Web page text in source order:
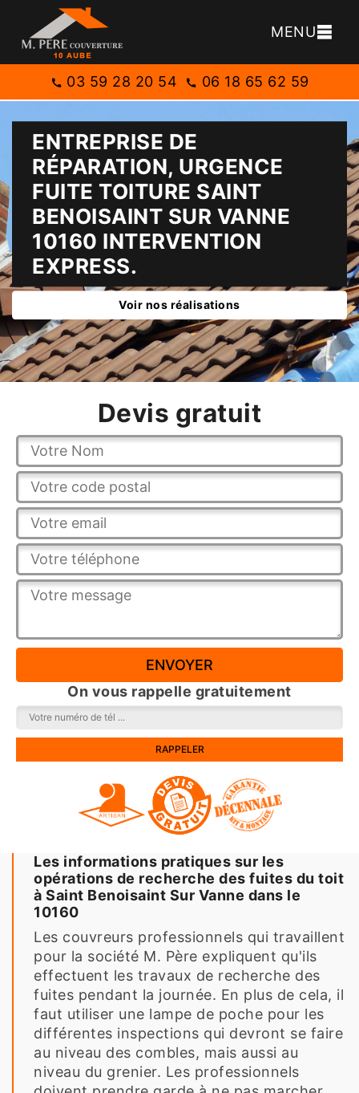
MENU
03 59 28 20 54 06 18 65 62 59
ENTREPRISE DE
RÉPARATION, URGENCE
FUITE TOITURE SAINT
BENOISAINT SUR VANNE
10160 INTERVENTION
EXPRESS.
Voir nos réalisations
Devis gratuit
On vous rappelle gratuitement
Les informations pratiques sur les
opérations de recherche des fuites du toit
à Saint Benoisaint Sur Vanne dans le
10160
Les couvreurs professionnels qui travaillent
pour la société M. Père expliquent qu'ils
effectuent les travaux de recherche des
fuites pendant la journée. En plus de cela, il
faut utiliser une lampe de poche pour les
différentes inspections qui devront se faire
au niveau des combles, mais aussi au
niveau du grenier. Les professionnels